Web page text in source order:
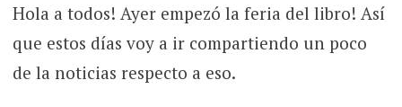
Hola a todos! Ayer empezó la feria del libro! Así
que estos días voy a ir compartiendo un poco
de la noticias respecto a eso.